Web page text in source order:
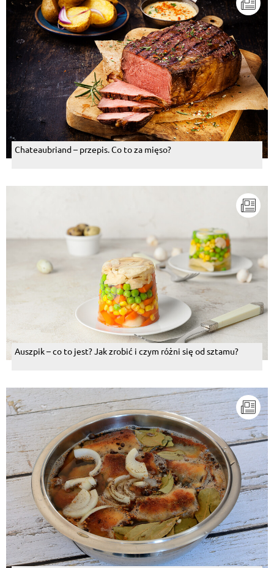
Chateaubriand – przepis. Co to za mięso?
Auszpik – co to jest? Jak zrobić i czym różni się od sztamu?